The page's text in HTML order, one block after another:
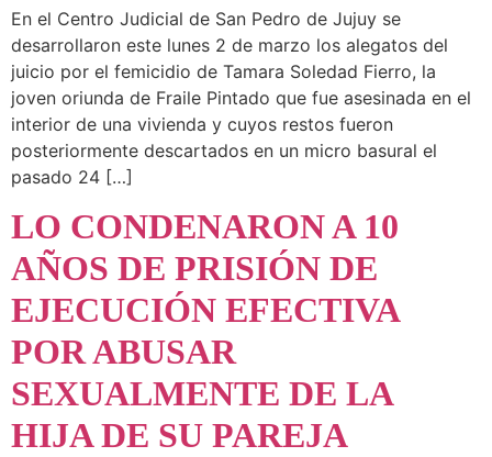
En el Centro Judicial de San Pedro de Jujuy se
desarrollaron este lunes 2 de marzo los alegatos del
juicio por el femicidio de Tamara Soledad Fierro, la
joven oriunda de Fraile Pintado que fue asesinada en el
interior de una vivienda y cuyos restos fueron
posteriormente descartados en un micro basural el
pasado 24 […]
LO CONDENARON A 10
AÑOS DE PRISIÓN DE
EJECUCIÓN EFECTIVA
POR ABUSAR
SEXUALMENTE DE LA
HIJA DE SU PAREJA